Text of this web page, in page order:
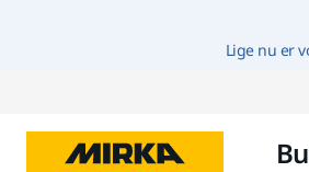
Lige nu er